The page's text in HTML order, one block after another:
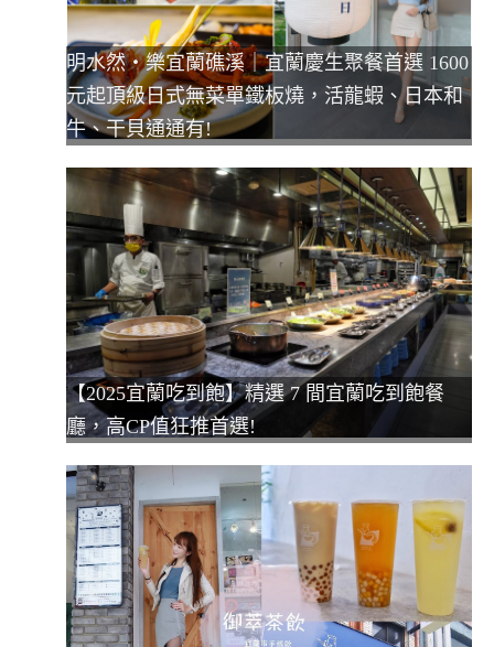
明水然・樂宜蘭礁溪｜宜蘭慶生聚餐首選 1600
元起頂級日式無菜單鐵板燒，活龍蝦、日本和
牛、干貝通通有!
【2025宜蘭吃到飽】精選 7 間宜蘭吃到飽餐
廳，高CP值狂推首選!